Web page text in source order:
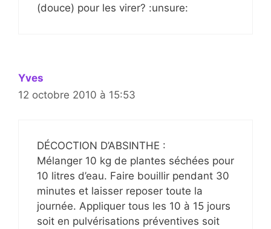
(douce) pour les virer? :unsure:
Yves
12 octobre 2010 à 15:53
DÉCOCTION D’ABSINTHE :
Mélanger 10 kg de plantes séchées pour
10 litres d’eau. Faire bouillir pendant 30
minutes et laisser reposer toute la
journée. Appliquer tous les 10 à 15 jours
soit en pulvérisations préventives soit